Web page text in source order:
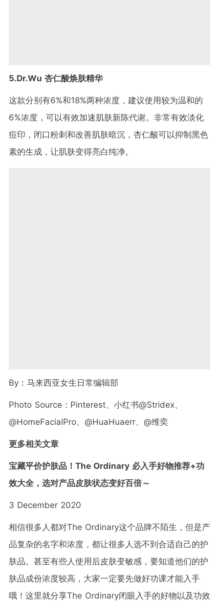
5.Dr.Wu 杏仁酸焕肤精华
这款分别有6%和18%两种浓度，建议使用较为温和的
6%浓度，可以有效加速肌肤新陈代谢。非常有效淡化
痘印，闭口粉刺和改善肌肤暗沉，杏仁酸可以抑制黑色
素的生成，让肌肤变得亮白纯净。
By ：马来西亚女生日常编辑部
Photo Source ：Pinterest、小红书@Stridex、
@HomeFacialPro、@HuaHuaerr、@维奕
更多相关文章
宝藏平价护肤品！The Ordinary 必入手好物推荐+功
效大全，选对产品皮肤状态变好百倍～
3 December 2020
相信很多人都对The Ordinary这个品牌不陌生，但是产
品复杂的名字和浓度，都让很多人选不到合适自己的护
肤品。甚至有些人使用后皮肤变敏感，要知道他们的护
肤品成份浓度较高，大家一定要先做好功课才能入手
哦！这里就分享The Ordinary闭眼入手的好物以及功效